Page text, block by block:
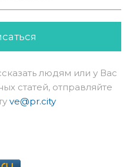
людям или у Вас
статей, отправляйте
ve@pr.city